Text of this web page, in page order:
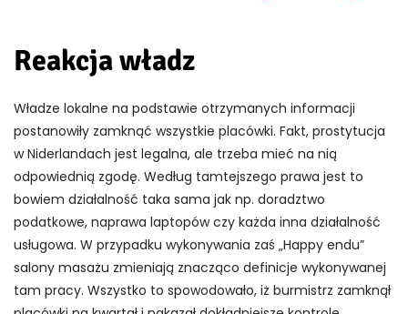
Reakcja władz
Władze lokalne na podstawie otrzymanych informacji
postanowiły zamknąć wszystkie placówki. Fakt, prostytucja
w Niderlandach jest legalna, ale trzeba mieć na nią
odpowiednią zgodę. Według tamtejszego prawa jest to
bowiem działalność taka sama jak np. doradztwo
podatkowe, naprawa laptopów czy każda inna działalność
usługowa. W przypadku wykonywania zaś „Happy endu”
salony masażu zmieniają znacząco definicje wykonywanej
tam pracy. Wszystko to spowodowało, iż burmistrz zamknął